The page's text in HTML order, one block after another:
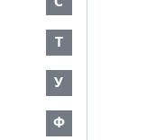
Т
У
Ф